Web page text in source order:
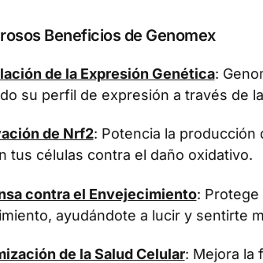
Beneficios de Genomex
de la Expresión Genética:
su perfil de expresión a través de
de Nrf2: Potencia la producción
tus células contra el daño oxidativo.
contra el Envejecimiento: Protege
ayudándote a lucir y sentirte
de la Salud Celular: Mejora la